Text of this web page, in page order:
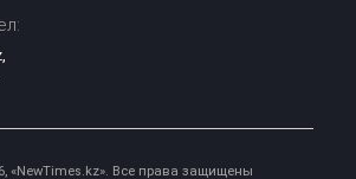
,
«NewTimes.kz». Все права защищены